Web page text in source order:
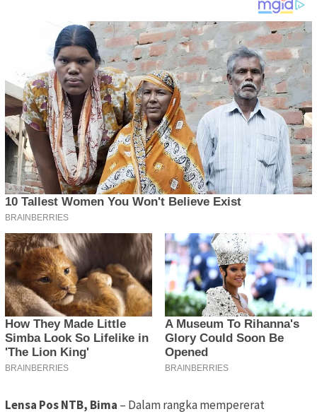
Lensa Pos NTB, Bima – Dalam rangka mempererat